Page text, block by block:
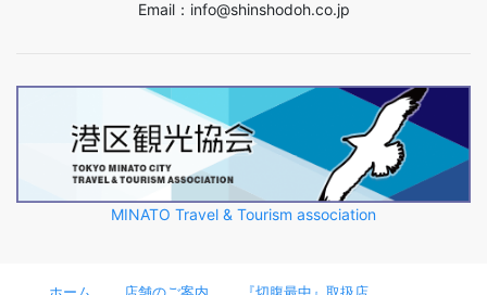
Email：info@shinshodoh.co.jp
MINATO Travel & Tourism association